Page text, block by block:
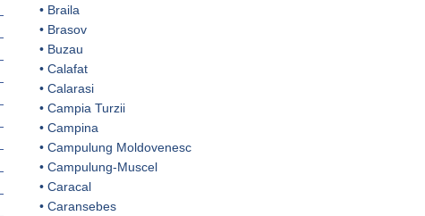
• Braila
• Brasov
• Buzau
• Calafat
• Calarasi
• Campia Turzii
• Campina
• Campulung Moldovenesc
• Campulung-Muscel
• Caracal
• Caransebes